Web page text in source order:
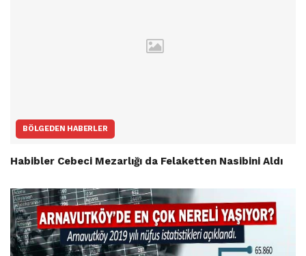
BÖLGEDEN HABERLER
Habibler Cebeci Mezarlığı da Felaketten Nasibini Aldı